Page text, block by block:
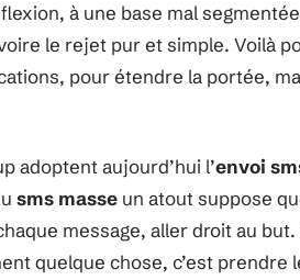
à une base mal
le rejet pur et simple. Voilà
pour étendre la portée,
adoptent aujourd’hui l’envoi
sms masse un atout suppose
message, aller droit au but.
quelque chose, c’est prendre